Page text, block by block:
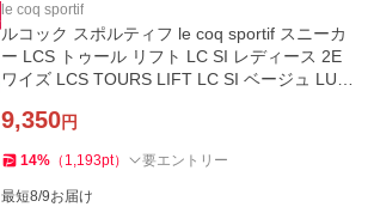
le coq sportif
ルコック スポルティフ le coq sportif スニーカ
ー LCS トゥール リフト LC SI レディース 2E
ワイズ LCS TOURS LIFT LC SI ベージュ LU6
9,350円
14% （ 1,193pt） 要エントリー
最短8/9お届け